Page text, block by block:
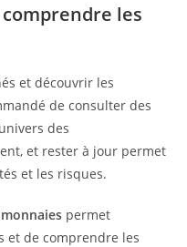
les
et découvrir les
de consulter des
des
et rester à jour permet
et les risques.
permet
et de comprendre les